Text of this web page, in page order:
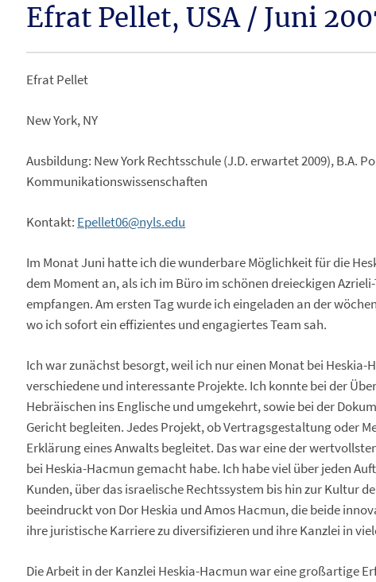
Efrat Pellet, USA / Juni
Efrat Pellet
New York, NY
Ausbildung: New York Rechtsschule (J.D. erwartet 2009), B.A.
Kommunikationswissenschaften
Kontakt: Epellet06@nyls.edu
Im Monat Juni hatte ich die wunderbare Möglichkeit für die
dem Moment an, als ich im Büro im schönen dreieckigen
empfangen. Am ersten Tag wurde ich eingeladen an der
wo ich sofort ein effizientes und engagiertes Team sah.
Ich war zunächst besorgt, weil ich nur einen Monat bei
verschiedene und interessante Projekte. Ich konnte bei der
Hebräischen ins Englische und umgekehrt, sowie bei der
Gericht begleiten. Jedes Projekt, ob Vertragsgestaltung oder
Erklärung eines Anwalts begleitet. Das war eine der
bei Heskia-Hacmun gemacht habe. Ich habe viel über jeden
Kunden, über das israelische Rechtssystem bis hin zur Kultur
beeindruckt von Dor Heskia und Amos Hacmun, die beide
ihre juristische Karriere zu diversifizieren und ihre Kanzlei in
Die Arbeit in der Kanzlei Heskia-Hacmun war eine großartige